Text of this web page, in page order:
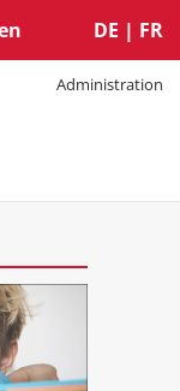
Administration
DE | FR